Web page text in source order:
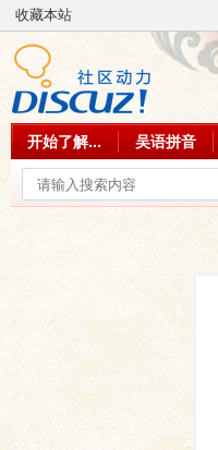
收藏本站
开始了解... 吴语拼音